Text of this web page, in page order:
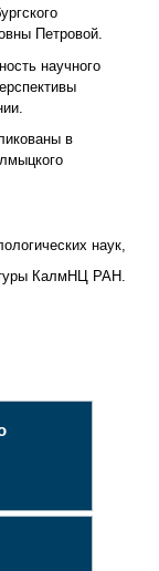
Петровой.
научного
в
наук,
КалмНЦ РАН.